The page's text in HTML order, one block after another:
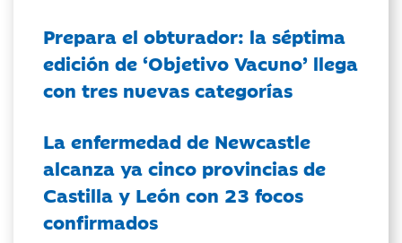
Prepara el obturador: la séptima
edición de ‘Objetivo Vacuno’ llega
con tres nuevas categorías
La enfermedad de Newcastle
alcanza ya cinco provincias de
Castilla y León con 23 focos
confirmados